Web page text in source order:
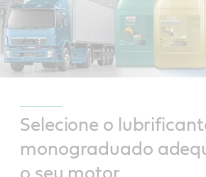
Selecione o
monograduado
o seu motor.